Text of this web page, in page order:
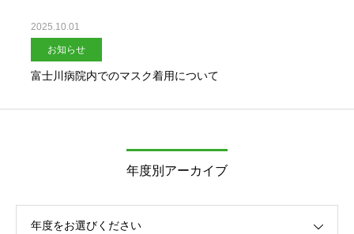
2025.10.01
お知らせ
富士川病院内でのマスク着用について
年度別アーカイブ
年度をお選びください